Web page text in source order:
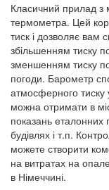
Класичний прилад з
термометра. Цей
тиск і дозволяє вам
збільшенням тиску
зменшенням тиску
погоди. Барометр
атмосферного тиску
можна отримати в
показань еталонних
будівлях і т.п.
можете створити
на витратах на
в Німеччині.